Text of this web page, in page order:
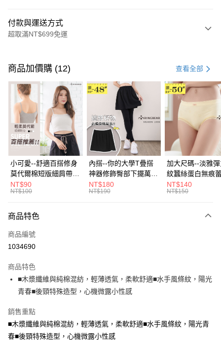
付款與運送方式
超取滿NT$699免運
信用卡一次付款
超商取貨付款
LINE Pay
Apple Pay
街口支付
悠遊付
Google Pay
全盈+PAY
大哥付你分期
【大哥付你分期使用說明】
1.本服務由台灣大哥大提供，台灣大哥大用戶可立即使用無須另外申請。
流程，驗證手機門號後，選擇欲分期的期數、繳款截止日，確認付款後即完
成交易。
3.實際核准額度、可分期數及費用金額請依後續交易確認頁面所載為準。
4.訂單成立30分鐘內，如未前往確認交易或遇審核未通過，訂單將自動取
法說明評估內容。
【繳款方式說明】
1.分期款項不併入電信帳單，「大哥付你分期」於每月結算日後寄送繳費提
醒簡訊。
AFTEE先享後付
【關於「AFTEE先享後付」】
AFTEE先享後付是「在收到商品之後才付款」的支付方式。 讓您購物簡單
便利好安心！
１．簡單：不需註冊會員、不需綁卡、不需儲值。
３．安心：先確認商品／服務後，再付款。
【「AFTEE先享後付」結帳流程】
１．於結帳方式選擇「AFTEE先享後付」後，將跳轉至「AFTEE先享後付」
ATM付款
全家取貨付款
每筆NT$70，滿NT$699(含以上)免運費
商品加價購 (12) 查看全部
小可愛--舒適百搭修身
莫代爾棉短版細肩帶素
色背心(白.黑.灰L-2L)-
U582眼圈熊中大尺碼
NT$90
NT$100
內搭--你的大學T疊搭
神器修飾臀部下擺萬用
內搭裙/遮臀裙(黑2L-
6L)-Q155眼圈熊中大
NT$180
NT$190
加大尺碼--淡雅
紋蠶絲蛋白無痕
角內褲(白.粉.藍.
3L)-L28眼圈熊中
NT$140
NT$150
商品特色
商品編號
1034690
商品特色
■木漿纖維與純棉混紡，輕薄透氣，柔軟舒適■水手風條紋，陽光
青春■後頸特殊造型，心機微露小性感
銷售重點
■木漿纖維與純棉混紡，輕薄透氣，柔軟舒適■水手風條紋，陽光青
春■後頸特殊造型，心機微露小性感